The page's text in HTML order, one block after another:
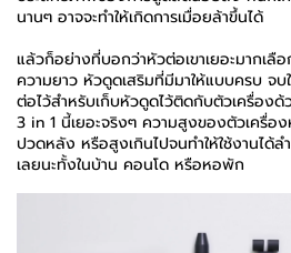
นานๆ อาจจะทำให้เกิดการเมื่อยล้าขึ้นได้
แล้วก็อย่างที่บอกว่าหัวต่อเขาเยอะมากเลื
ความยาว หัวดูดเสริมที่มีมาให้แบบครบ จ
ต่อไว้สำหรับเก็บหัวดูดไว้ติดกับตัวเครื่องด้
3 in 1 นี้เยอะจริงๆ ความสูงของตัวเครื่
ปวดหลัง หรือสูงเกินไปจนทำให้ใช้งานได้ลำ
เลยนะทั้งในบ้าน คอนโด หรือหอพัก